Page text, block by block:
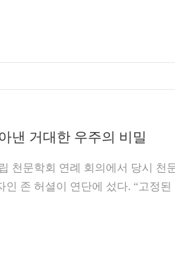
낸 거대한 우주의 비밀
천문학회 연례 회의에서 당시 천
존 허셜이 연단에 섰다. “고정된